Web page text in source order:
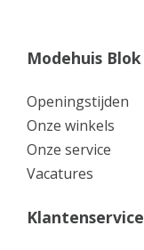
Modehuis Blok
Openingstijden
Onze winkels
Onze service
Vacatures
Klantenservice